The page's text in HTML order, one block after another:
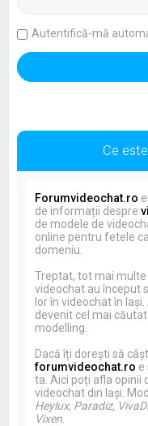
Autentifică-mă
Ce
Forumvideochat.ro
de informații despre
de modele de
online pentru fetele
domeniu.
Treptat, tot mai
videochat au început
lor în videochat în
devenit cel mai
modelling.
Dacă îți dorești să
forumvideochat.ro e
ta. Aici poți afla opinii
videochat din Iași.
Heylux, Paradiz,
Vixen